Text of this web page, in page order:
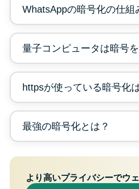
WhatsAppの暗号化の仕組
量子コンピュータは暗号
httpsが使っている暗号化
最強の暗号化とは？
より高いプライバシーでウ